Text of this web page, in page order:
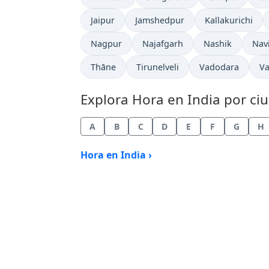
Hora actual en
Jaipur Hora actual en
Jamshedpur Hora actual en
Kallakurichi
Hora actual en
Nagpur Hora actual en
Najafgarh Hora actual en
Nashik
Hora actual en
Thāne Hora actual en
Tirunelveli Hora actual en
Vadodara
Explora Hora en India por
A B C D E F G H
Hora en India ›